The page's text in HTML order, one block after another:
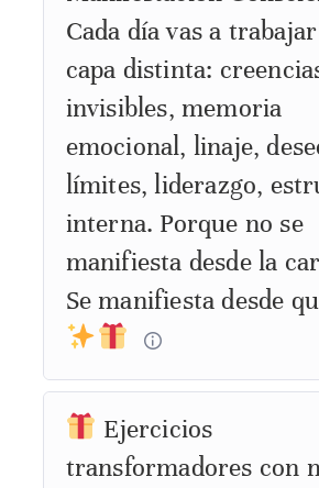
Cada día vas a
capa distinta:
invisibles, memoria
emocional, linaje,
límites, liderazgo,
interna. Porque no se
manifiesta desde la
Se manifiesta desde
Ejercicios
transformadores con